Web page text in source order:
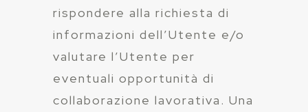
rispondere alla richiesta di
informazioni dell’Utente e/o
valutare l’Utente per
eventuali opportunità di
collaborazione lavorativa. Una